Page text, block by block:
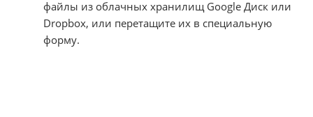
файлы из облачных хранилищ Google Диск или
Dropbox, или перетащите их в специальную
форму.